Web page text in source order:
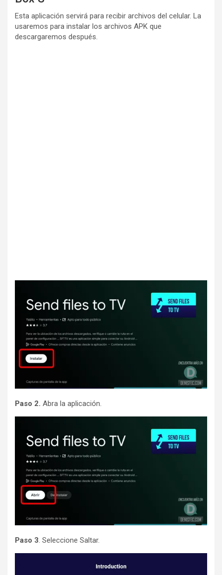
Esta aplicación servirá para recibir archivos del celular. La
usaremos para instalar los archivos APK que
descargaremos después.
Paso 2. Abra la aplicación.
Paso 3 . Seleccione Saltar.